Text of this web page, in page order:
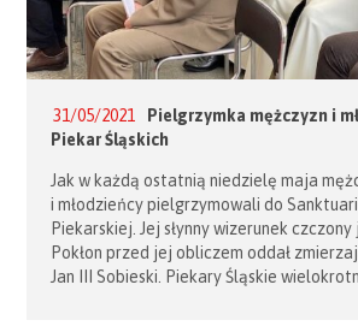
31/05/2021
Pielgrzymka mężczyzn i
Piekar Śląskich
Jak w każdą ostatnią niedzielę maja
i młodzieńcy pielgrzymowali do
Piekarskiej. Jej słynny wizerunek
Pokłon przed jej obliczem oddał
Jan III Sobieski. Piekary Śląskie